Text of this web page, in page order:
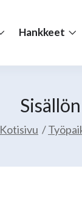
Hankkeet
Kotisivu